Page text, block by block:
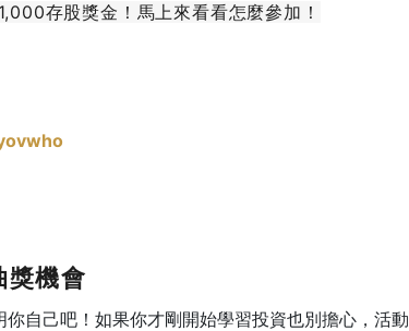
存股獎金！馬上來看看怎麼參加！
獎機會
自己吧！如果你才剛開始學習投資也別擔心，活動